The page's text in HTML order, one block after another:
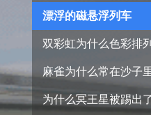
漂浮的磁悬浮列车
双彩虹为什么色彩排
麻雀为什么常在沙子
为什么冥王星被踢出